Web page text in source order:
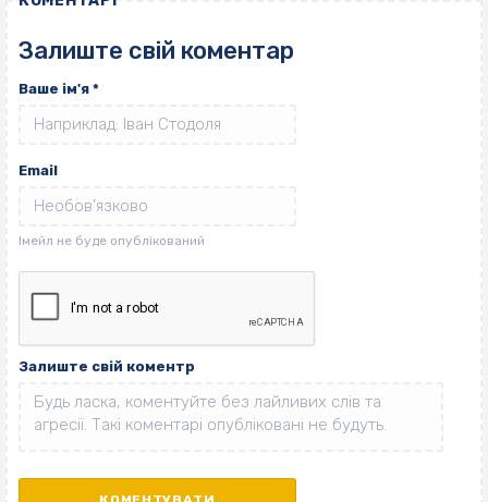
Залиште свій коментар
Ваше ім'я *
Email
Залиште свій коментр